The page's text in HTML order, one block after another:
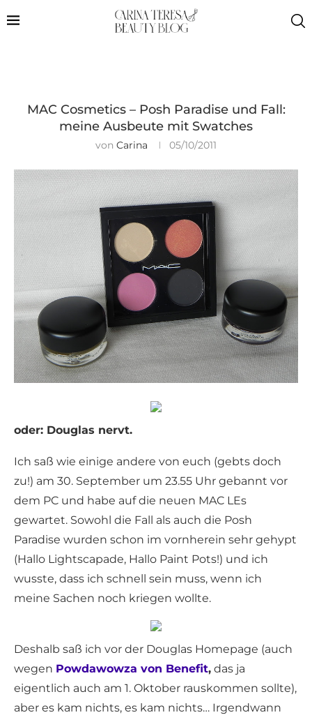
MAC Cosmetics – Posh Paradise und Fall:
meine Ausbeute mit Swatches
von Carina 05/10/2011
oder: Douglas nervt.
Ich saß wie einige andere von euch (gebts doch
zu!) am 30. September um 23.55 Uhr gebannt vor
dem PC und habe auf die neuen MAC LEs
gewartet. Sowohl die Fall als auch die Posh
Paradise wurden schon im vornherein sehr gehypt
(Hallo Lightscapade, Hallo Paint Pots!) und ich
wusste, dass ich schnell sein muss, wenn ich
meine Sachen noch kriegen wollte.
Deshalb saß ich vor der Douglas Homepage (auch
wegen Powdawowza von Benefit, das ja
eigentlich auch am 1. Oktober rauskommen sollte),
aber es kam nichts, es kam nichts… Irgendwann